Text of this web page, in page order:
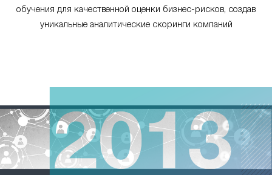
обучения для качественной оценки бизнес-рисков, создав
уникальные аналитические скоринги компаний